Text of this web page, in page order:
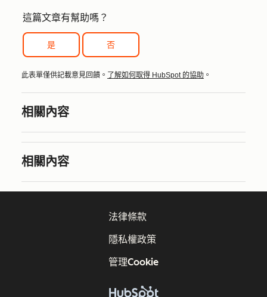
這篇文章有幫助嗎？
是 否
此表單僅供記載意見回饋。 了解如何取得 HubSpot 的協助 。
相關內容
相關內容
法律條款
隱私權政策
管理Cookie